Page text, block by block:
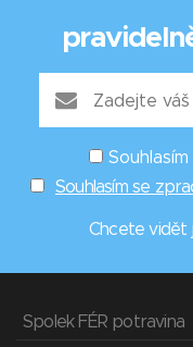
Souhlasím se
Chcete vidět
Spolek FÉR potravina